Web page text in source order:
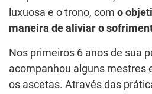
luxuosa e o trono, com o
maneira de aliviar o
Nos primeiros 6 anos de sua
acompanhou alguns mestres
os ascetas. Através das